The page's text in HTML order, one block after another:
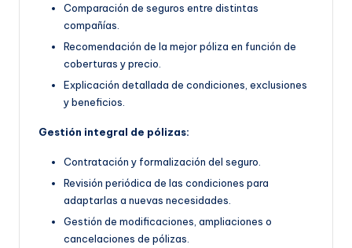
Comparación de seguros entre distintas
compañías.
Recomendación de la mejor póliza en función de
coberturas y precio.
Explicación detallada de condiciones, exclusiones
y beneficios.
Gestión integral de pólizas:
Contratación y formalización del seguro.
Revisión periódica de las condiciones para
adaptarlas a nuevas necesidades.
Gestión de modificaciones, ampliaciones o
cancelaciones de pólizas.